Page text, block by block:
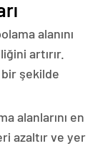
alanını
artırır.
şekilde
alanlarını en
azaltır ve yer